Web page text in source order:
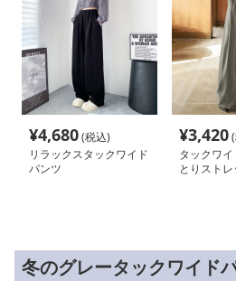
¥4,680(税込)
リラックスタックワイド
パンツ
¥3,420
タックワ
とりスト
冬のグレータックワイド